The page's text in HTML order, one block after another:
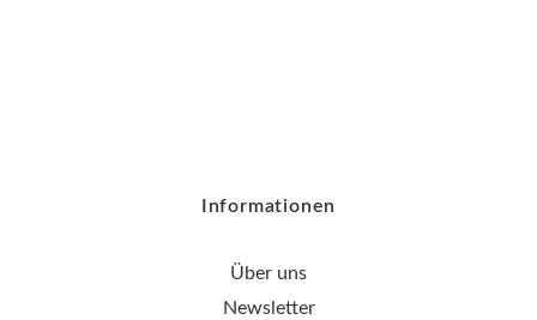
Informationen
Über uns
Newsletter